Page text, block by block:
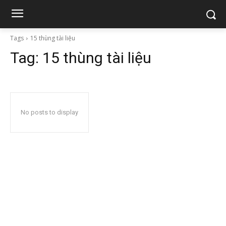
Tags 15 thùng tài liệu
Tag: 15 thùng tài liệu
No posts to display